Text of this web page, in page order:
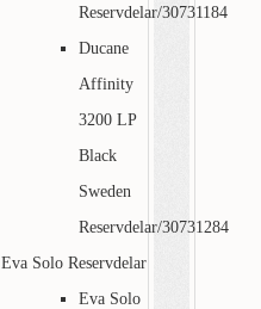
Reservdelar/30731184
Ducane
Affinity
3200 LP
Black
Sweden
Reservdelar/30731284
Eva Solo Reservdelar
Eva Solo